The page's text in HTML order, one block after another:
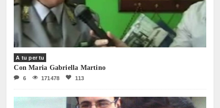
A tu per tu
Con Maria Gabriella Martino
6 171478 113